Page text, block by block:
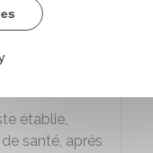
d'un
établie,
santé, après